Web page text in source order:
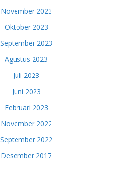
November 2023
Oktober 2023
September 2023
Agustus 2023
Juli 2023
Juni 2023
Februari 2023
November 2022
September 2022
Desember 2017